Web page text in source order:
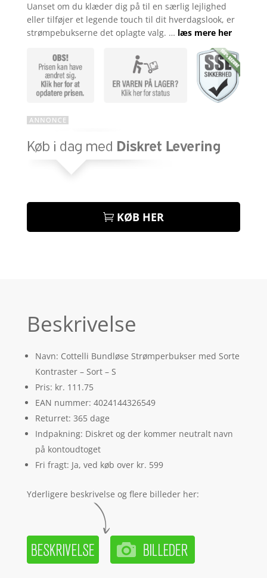
Uanset om du klæder dig på til en særlig lejlighed
eller tilføjer et legende touch til dit hverdagslook, er
strømpebukserne det oplagte valg. … læs mere her
KØB HER
Beskrivelse
Navn: Cottelli Bundløse Strømperbukser med Sorte
Kontraster – Sort – S
Pris: kr. 111.75
EAN nummer: 4024144326549
Returret: 365 dage
Indpakning: Diskret og der kommer neutralt navn
på kontoudtoget
Fri fragt: Ja, ved køb over kr. 599
Yderligere beskrivelse og flere billeder her: